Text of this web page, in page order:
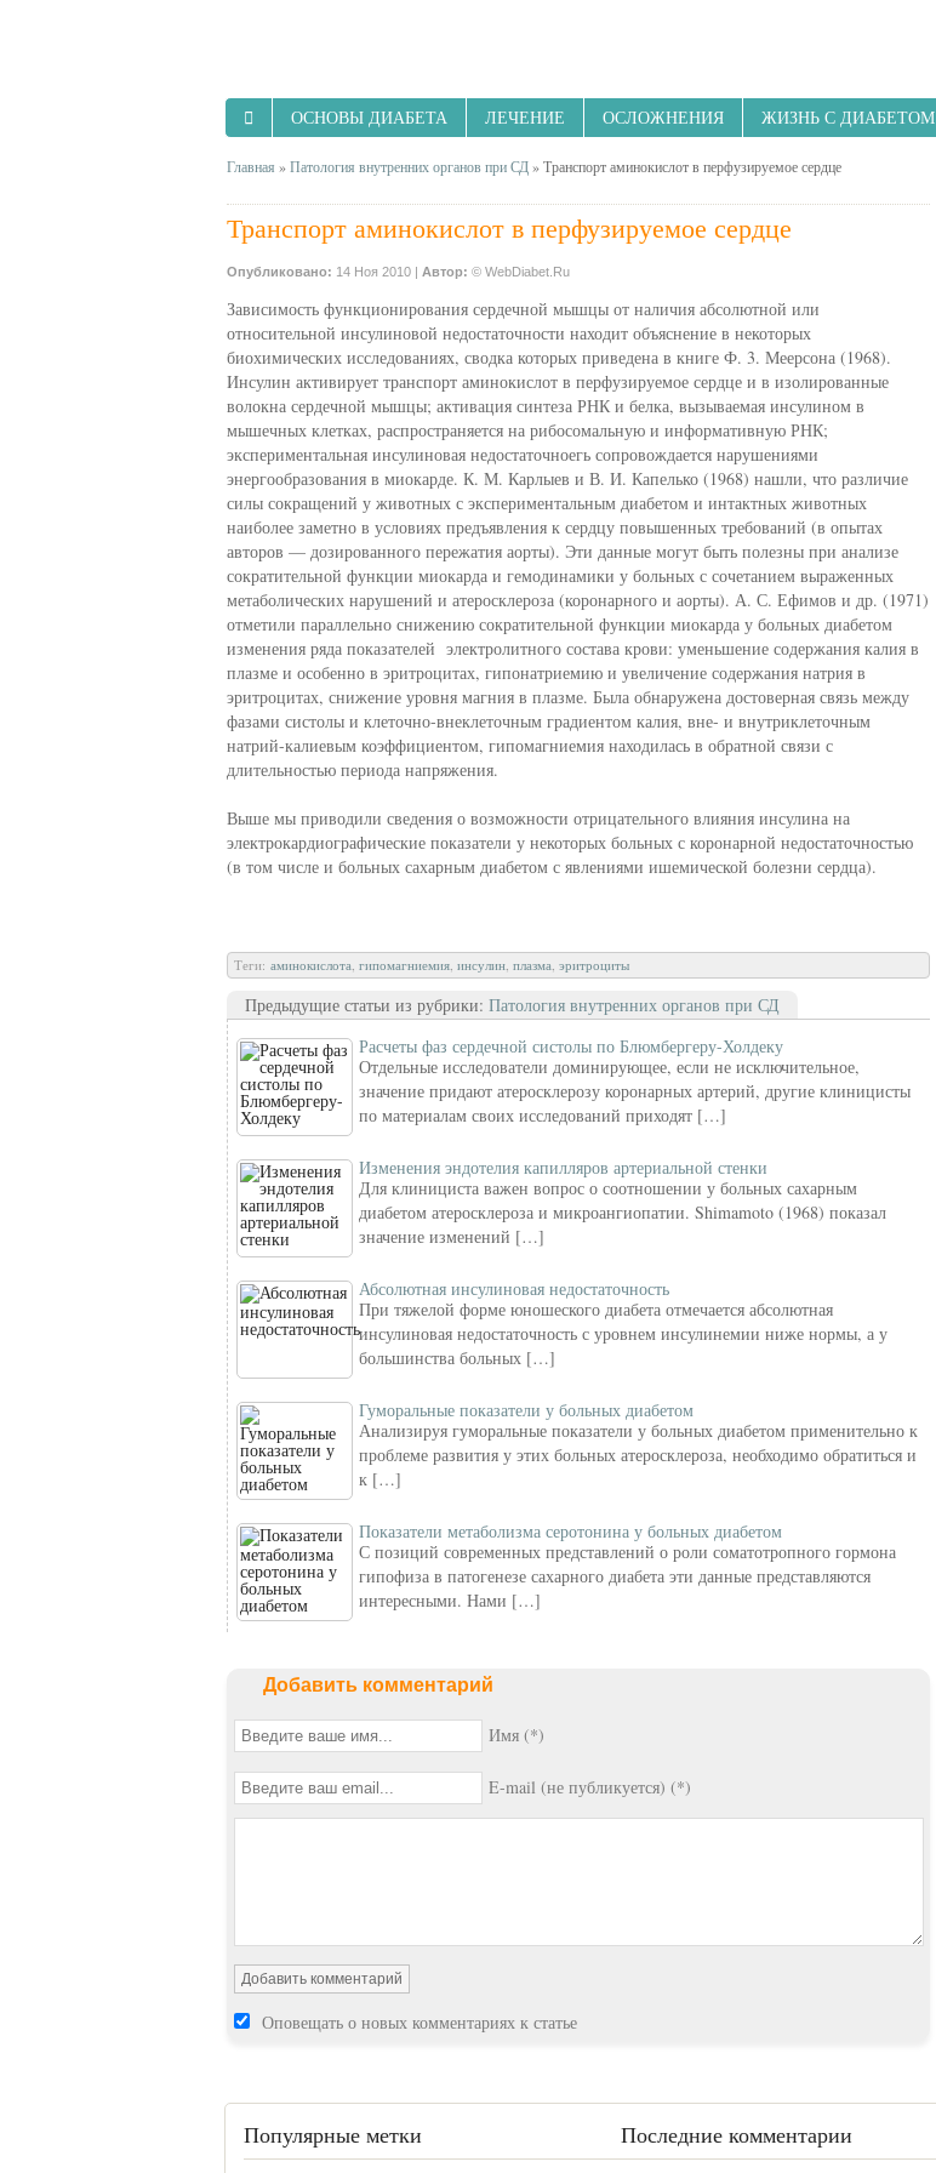
ОСНОВЫ ДИАБЕТА ЛЕЧЕНИЕ ОСЛОЖНЕНИЯ ЖИЗНЬ С ДИАБЕТОМ
Главная »Патология внутренних органов при СД»Транспорт аминокислот в перфузируемое сердце
Транспорт аминокислот в перфузируемое сердце
Опубликовано: 14 Ноя 2010 | Автор: © WebDiabet.Ru
Зависимость функционирования сердечной мышцы от наличия абсолютной или
относительной инсулиновой недостаточности находит объяснение в некоторых
биохимических исследованиях, сводка которых приведена в книге Ф. 3. Меерсона (1968).
Инсулин активирует транспорт аминокислот в перфузируемое сердце и в изолированные
волокна сердечной мышцы; активация синтеза РНК и белка, вызываемая инсулином в
мышечных клетках, распространяется на рибосомальную и информативную РНК;
экспериментальная инсулиновая недостаточноегь сопровождается нарушениями
энергообразования в миокарде. К. М. Карлыев и В. И. Капелько (1968) нашли, что различие
силы сокращений у животных с экспериментальным диабетом и интактных животных
наиболее заметно в условиях предъявления к сердцу повышенных требований (в опытах
авторов — дозированного пережатия аорты). Эти данные могут быть полезны при анализе
сократительной функции миокарда и гемодинамики у больных с сочетанием выраженных
метаболических нарушений и атеросклероза (коронарного и аорты). А. С. Ефимов и др. (1971)
отметили параллельно снижению сократительной функции миокарда у больных диабетом
изменения ряда показателей электролитного состава крови: уменьшение содержания калия в
плазме и особенно в эритроцитах, гипонатриемию и увеличение содержания натрия в
эритроцитах, снижение уровня магния в плазме. Была обнаружена достоверная связь между
фазами систолы и клеточно-внеклеточным градиентом калия, вне- и внутриклеточным
натрий-калиевым коэффициентом, гипомагниемия находилась в обратной связи с
длительностью периода напряжения.
Выше мы приводили сведения о возможности отрицательного влияния инсулина на
электрокардиографические показатели у некоторых больных с коронарной недостаточностью
(в том числе и больных сахарным диабетом с явлениями ишемической болезни сердца).
Теги: аминокислота, гипомагниемия, инсулин, плазма, эритроциты
Предыдущие статьи из рубрики: Патология внутренних органов при СД
Расчеты фаз сердечной систолы по Блюмбергеру-Холдеку
Отдельные исследователи доминирующее, если не исключительное,
значение придают атеросклерозу коронарных артерий, другие клиницисты
по материалам своих исследований приходят […]
Изменения эндотелия капилляров артериальной стенки
Для клинициста важен вопрос о соотношении у больных сахарным
диабетом атеросклероза и микроангиопатии. Shimamoto (1968) показал
значение изменений […]
Абсолютная инсулиновая недостаточность
При тяжелой форме юношеского диабета отмечается абсолютная
инсулиновая недостаточность с уровнем инсулинемии ниже нормы, а у
большинства больных […]
Гуморальные показатели у больных диабетом
Анализируя гуморальные показатели у больных диабетом применительно к
проблеме развития у этих больных атеросклероза, необходимо обратиться и
к […]
Показатели метаболизма серотонина у больных диабетом
С позиций современных представлений о роли соматотропного гормона
гипофиза в патогенезе сахарного диабета эти данные представляются
интересными. Нами […]
Добавить комментарий
Имя (*)
E-mail (не публикуется) (*)
Оповещать о новых комментариях к статье
Популярные метки Последние комментарии